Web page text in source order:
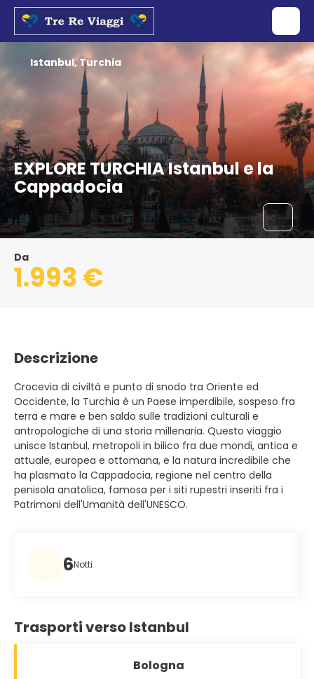
EXPLORE TURCHIA Istanbul e la
Cappadocia
Istanbul, Turchia
Da
1.993 €
Descrizione
Crocevia di civiltà e punto di snodo tra Oriente ed
Occidente, la Turchia è un Paese imperdibile, sospeso fra
terra e mare e ben saldo sulle tradizioni culturali e
antropologiche di una storia millenaria. Questo viaggio
unisce Istanbul, metropoli in bilico fra due mondi, antica e
attuale, europea e ottomana, e la natura incredibile che
ha plasmato la Cappadocia, regione nel centro della
penisola anatolica, famosa per i siti rupestri inseriti fra i
Patrimoni dell'Umanità dell'UNESCO.
6Notti
Trasporti verso Istanbul
Bologna